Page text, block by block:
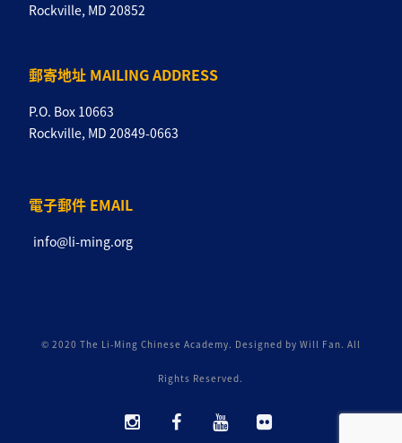
Rockville, MD 20852
郵寄地址 MAILING ADDRESS
P.O. Box 10663
Rockville, MD 20849-0663
電子郵件 EMAIL
info@li-ming.org
© 2020 The Li-Ming Chinese Academy. Designed by Will Fan. All
Rights Reserved.